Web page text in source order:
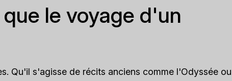
le voyage d'un
Qu'il s'agisse de récits anciens comme l'Odyssée ou